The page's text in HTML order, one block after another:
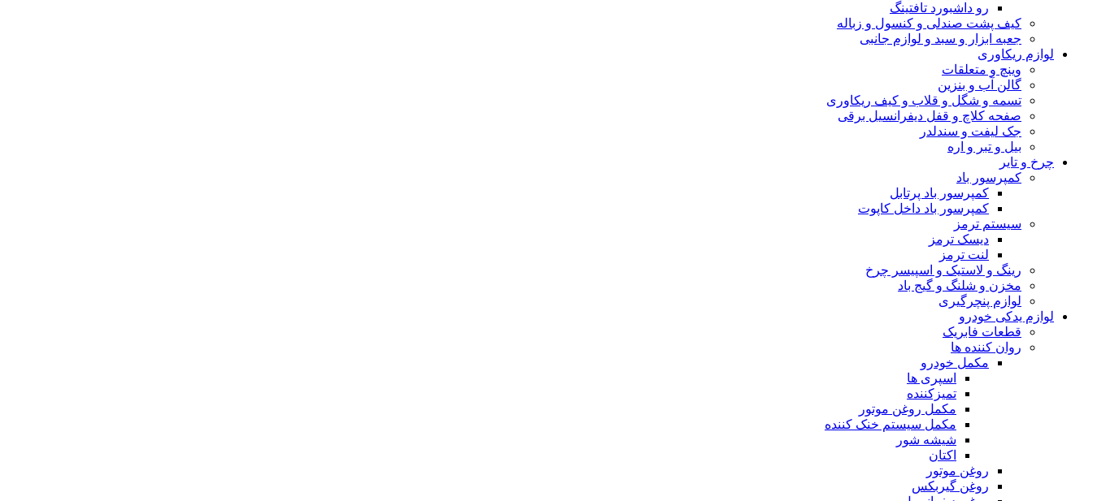
رو داشبورد تافتینگ
کیف پشت صندلی و کنسول و زباله
جعبه ابزار و سبد و لوازم جانبی
لوازم ریکاوری
وینچ و متعلقات
گالن آب و بنزین
تسمه و شگل و قلاب و کیف ریکاوری
صفحه کلاچ و قفل دیفرانسیل برقی
جک لیفت و سندلدر
بیل و تبر و اره
چرخ و تایر
کمپرسور باد
کمپرسور باد پرتابل
کمپرسور باد داخل کاپوت
سیستم ترمز
دیسک ترمز
لنت ترمز
رینگ و لاستیک و اسپیسر چرخ
مخزن و شلنگ و گیج باد
لوازم پنچرگیری
لوازم یدکی خودرو
قطعات فابریک
روان کننده ها
مکمل خودرو
اسپری ها
تمیزکننده
مکمل روغن موتور
مکمل سیستم خنک کننده
شیشه شور
اکتان
روغن موتور
روغن گیربکس